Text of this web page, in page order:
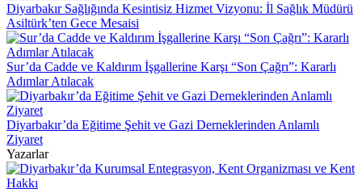
Diyarbakır Sağlığında Kesintisiz Hizmet Vizyonu: İl Sağlık Müdürü
Asiltürk’ten Gece Mesaisi
Sur’da Cadde ve Kaldırım İşgallerine Karşı “Son Çağrı”: Kararlı
Adımlar Atılacak
Diyarbakır’da Eğitime Şehit ve Gazi Derneklerinden Anlamlı
Ziyaret
Yazarlar